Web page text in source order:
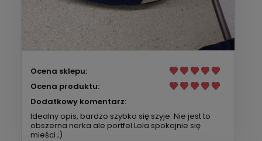
Ocena sklepu:
Ocena produktu:
Dodatkowy komentarz:
Idealny opis, bardzo szybko się szyje. Nie jest to
obszerna nerka ale portfel Lola spokojnie się
mieści ;)